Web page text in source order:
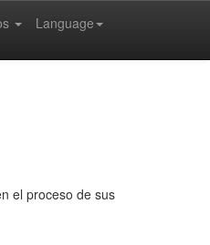
Language
el proceso de sus